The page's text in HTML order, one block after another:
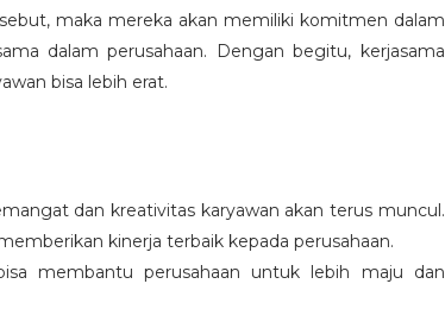
maka mereka akan memiliki komitmen dalam
dalam perusahaan. Dengan begitu, kerjasama
bisa lebih erat.
dan kreativitas karyawan akan terus muncul.
kinerja terbaik kepada perusahaan.
membantu perusahaan untuk lebih maju dan